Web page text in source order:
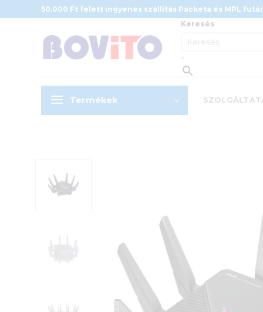
to
50.000 Ft felett ingyenes szállítás Packeta és MPL
Keresés
×
Termékek